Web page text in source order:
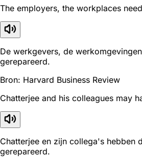
The employers, the workplaces
De werkgevers, de
gerepareerd.
Bron: Harvard Business Review
Chatterjee and his colleagues may
Chatterjee en zijn collega's hebben
gerepareerd.